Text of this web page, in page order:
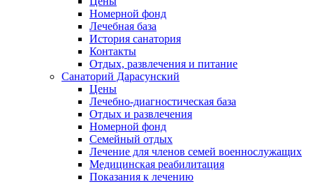
Номерной фонд
Лечебная база
История санатория
Контакты
Отдых, развлечения и питание
Санаторий Дарасунский
Цены
Лечебно-диагностическая база
Отдых и развлечения
Номерной фонд
Семейный отдых
Лечение для членов семей военнослужащих
Медицинская реабилитация
Показания к лечению